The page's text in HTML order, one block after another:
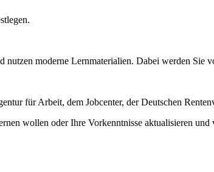
moderne Lernmaterialien. Dabei werden
für Arbeit, dem Jobcenter, der Deutschen
wollen oder Ihre Vorkenntnisse aktualisieren